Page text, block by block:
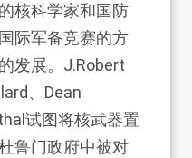
核科学家和国防
际军备竞赛的方
发展。J.Robert
、Dean
试图将核武器置
鲁门政府中被对